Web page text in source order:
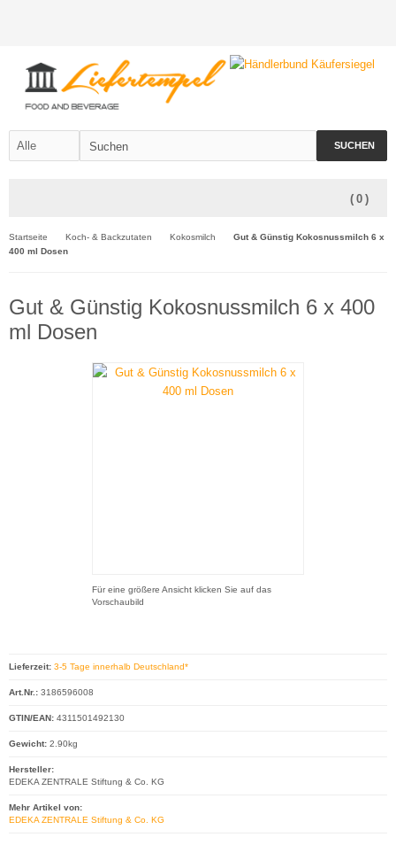
SUCHEN
( 0 )
Startseite Koch- & Backzutaten Kokosmilch
Gut & Günstig Kokosnussmilch 6 x
400 ml Dosen
Gut & Günstig Kokosnussmilch 6 x 400
ml Dosen
Für eine größere Ansicht klicken Sie auf das
Vorschaubild
Lieferzeit: 3-5 Tage innerhalb Deutschland*
Art.Nr.: 3186596008
GTIN/EAN: 4311501492130
Gewicht: 2.90kg
Hersteller:
EDEKA ZENTRALE Stiftung & Co. KG
Mehr Artikel von:
EDEKA ZENTRALE Stiftung & Co. KG